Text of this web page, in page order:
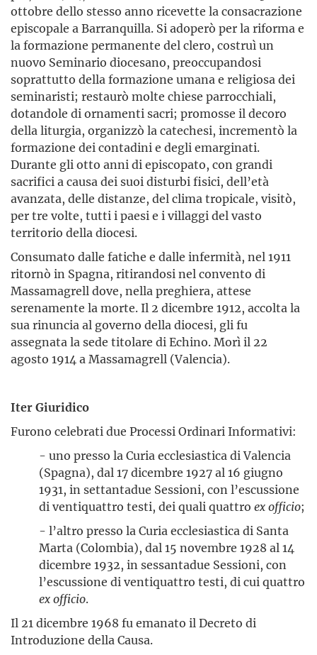
ottobre dello stesso anno ricevette la consacrazione
episcopale a Barranquilla. Si adoperò per la riforma e
la formazione permanente del clero, costruì un
nuovo Seminario diocesano, preoccupandosi
soprattutto della formazione umana e religiosa dei
seminaristi; restaurò molte chiese parrocchiali,
dotandole di ornamenti sacri; promosse il decoro
della liturgia, organizzò la catechesi, incrementò la
formazione dei contadini e degli emarginati.
Durante gli otto anni di episcopato, con grandi
sacrifici a causa dei suoi disturbi fisici, dell’età
avanzata, delle distanze, del clima tropicale, visitò,
per tre volte, tutti i paesi e i villaggi del vasto
territorio della diocesi.
Consumato dalle fatiche e dalle infermità, nel 1911
ritornò in Spagna, ritirandosi nel convento di
Massamagrell dove, nella preghiera, attese
serenamente la morte. Il 2 dicembre 1912, accolta la
sua rinuncia al governo della diocesi, gli fu
assegnata la sede titolare di Echino. Morì il 22
agosto 1914 a Massamagrell (Valencia).
Iter Giuridico
Furono celebrati due Processi Ordinari Informativi:
- uno presso la Curia ecclesiastica di Valencia
(Spagna), dal 17 dicembre 1927 al 16 giugno
1931, in settantadue Sessioni, con l’escussione
di ventiquattro testi, dei quali quattro ex officio;
- l’altro presso la Curia ecclesiastica di Santa
Marta (Colombia), dal 15 novembre 1928 al 14
dicembre 1932, in sessantadue Sessioni, con
l’escussione di ventiquattro testi, di cui quattro
ex officio.
Il 21 dicembre 1968 fu emanato il Decreto di
Introduzione della Causa.